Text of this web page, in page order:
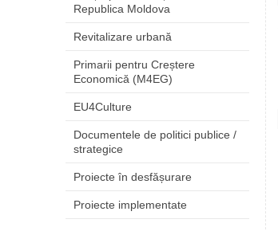
Republica Moldova
Revitalizare urbană
Primarii pentru Creștere
Economică (M4EG)
EU4Culture
Documentele de politici publice /
strategice
Proiecte în desfășurare
Proiecte implementate